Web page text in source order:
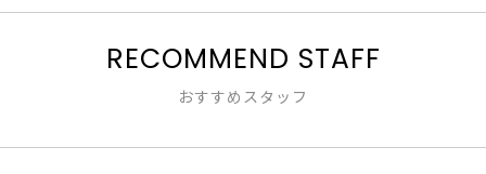
RECOMMEND STAFF
おすすめスタッフ